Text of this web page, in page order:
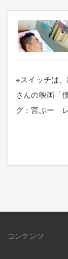
※スイッチは
さんの映画「
グ：宮ぷー
コンテンツ